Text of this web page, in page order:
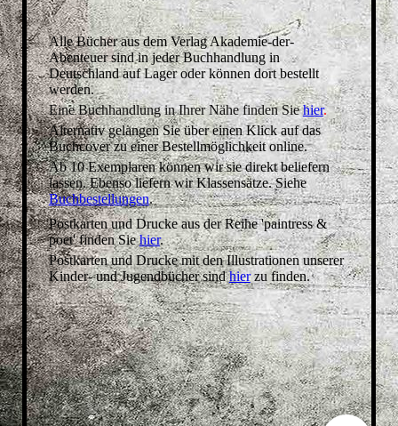
Alle Bücher aus dem Verlag Akademie-der-
Abenteuer sind in jeder Buchhandlung in
Deutschland auf Lager oder können dort bestellt
werden.
Eine Buchhandlung in Ihrer Nähe finden Siehier.
Alternativ gelangen Sie über einen Klick auf das
Buchcover zu einer Bestellmöglichkeit online.
Ab 10 Exemplaren können wir sie direkt beliefern
lassen. Ebenso liefern wir Klassensätze. Siehe
Buchbestellungen.
Postkarten und Drucke aus der Reihe 'paintress &
poet' finden Siehier.
Postkarten und Drucke mit den Illustrationen unserer
Kinder- und Jugendbücher sindhierzu finden.